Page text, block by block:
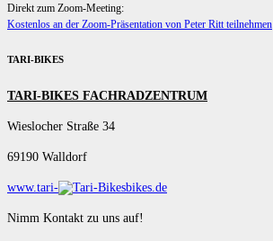
Direkt zum Zoom-Meeting:
Kostenlos an der Zoom-Präsentation von Peter Ritt teilnehmen
TARI-BIKES
TARI-BIKES FACHRADZENTRUM
Wieslocher Straße 34
69190 Walldorf
www.tari- bikes.de
Nimm Kontakt zu uns auf!